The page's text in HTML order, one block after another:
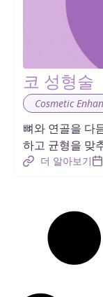
코 성형술
Cosmetic
뼈와 연골을 다
하고 균형을 맞
더 알아보기